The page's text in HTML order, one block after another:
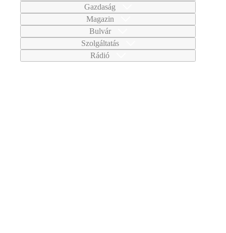
Gazdaság
Magazin
Bulvár
Szolgáltatás
Rádió